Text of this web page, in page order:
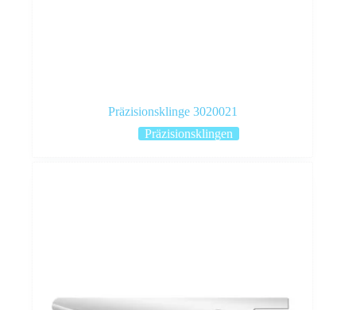
Präzisionsklinge 3020021
Präzisionsklingen